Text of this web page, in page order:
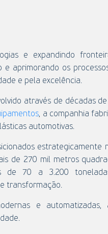
e expandindo
e aprimorando os
e pela excelência.
através de décadas
, a companhia
automotivas.
estrategicamente
de 270 mil metros
de 70 a 3.200
transformação.
e automatizadas,